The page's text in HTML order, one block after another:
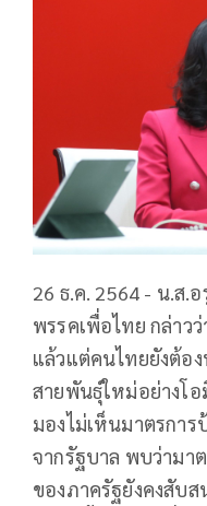
26 ธ.ค. 2564 - น.ส.
พรรคเพื่อไทย กล่าว
แล้วแต่คนไทยยังต้อ
สายพันธุ์ใหม่อย่างโ
มองไม่เห็นมาตรการ
จากรัฐบาล พบว่ามา
ของภาครัฐยังคงสับ